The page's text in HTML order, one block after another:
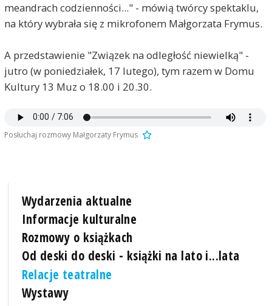
meandrach codzienności..." - mówią twórcy spektaklu,
na który wybrała się z mikrofonem Małgorzata Frymus.
A przedstawienie "Związek na odległość niewielką" -
jutro (w poniedziałek, 17 lutego), tym razem w Domu
Kultury 13 Muz o 18.00 i 20.30.
Posłuchaj rozmowy Małgorzaty Frymus
Wydarzenia aktualne
Informacje kulturalne
Rozmowy o książkach
Od deski do deski - książki na lato i...lata
Relacje teatralne
Wystawy